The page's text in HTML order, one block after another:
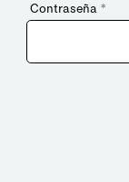
Contraseña *